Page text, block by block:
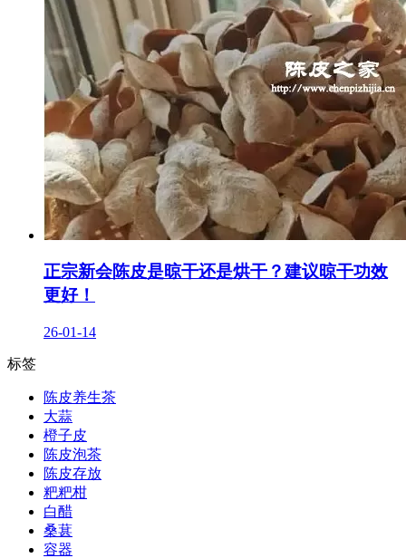
正宗新会陈皮是晾干还是烘干？建议晾干功效
更好！
26-01-14
标签
陈皮养生茶
大蒜
橙子皮
陈皮泡茶
陈皮存放
粑粑柑
白醋
桑葚
容器